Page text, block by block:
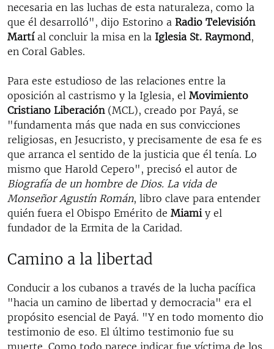
necesaria en las luchas de esta naturaleza, como la
que él desarrolló", dijo Estorino a Radio Televisión
Martí al concluir la misa en la Iglesia St. Raymond,
en Coral Gables.
Para este estudioso de las relaciones entre la
oposición al castrismo y la Iglesia, el Movimiento
Cristiano Liberación (MCL), creado por Payá, se
"fundamenta más que nada en sus convicciones
religiosas, en Jesucristo, y precisamente de esa fe es
que arranca el sentido de la justicia que él tenía. Lo
mismo que Harold Cepero", precisó el autor de
Biografía de un hombre de Dios. La vida de
Monseñor Agustín Román, libro clave para entender
quién fuera el Obispo Emérito de Miamiy el
fundador de la Ermita de la Caridad.
Camino a la libertad
Conducir a los cubanos a través de la lucha pacífica
"hacia un camino de libertad y democracia" era el
propósito esencial de Payá. "Y en todo momento dio
testimonio de eso. El último testimonio fue su
muerte. Como todo parece indicar fue víctima de los